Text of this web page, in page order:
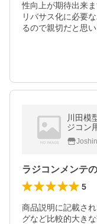
性向上が期待出来ま
リバサス化に必要
るので親切だと思い
川田模
ジコン
ラジコンメンテ
5
商品説明に記載さ
グなど比較的大き